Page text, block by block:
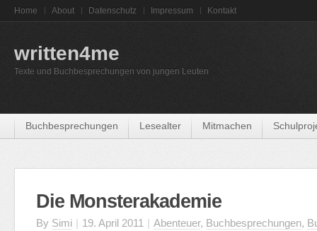
Home About Datenschutz Impressum Kontakt
written4me
Texte und Buchbesprechungen von jungen Leuten
Buchbesprechungen Lesealter Mitmachen
Die Monsterakademie
By Simi | 19. April 2011 | Abenteuer, Buchbesprechungen,